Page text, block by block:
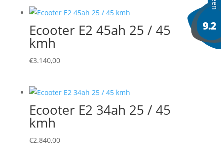
Ecooter E2 45ah 25 / 45
kmh
€3.140,00
Ecooter E2 34ah 25 / 45
kmh
€2.840,00